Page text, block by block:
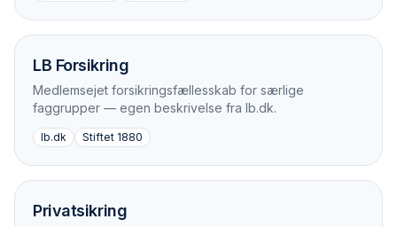
LB Forsikring
Medlemsejet forsikringsfællesskab for særlige
faggrupper — egen beskrivelse fra lb.dk.
lb.dk Stiftet 1880
Privatsikring